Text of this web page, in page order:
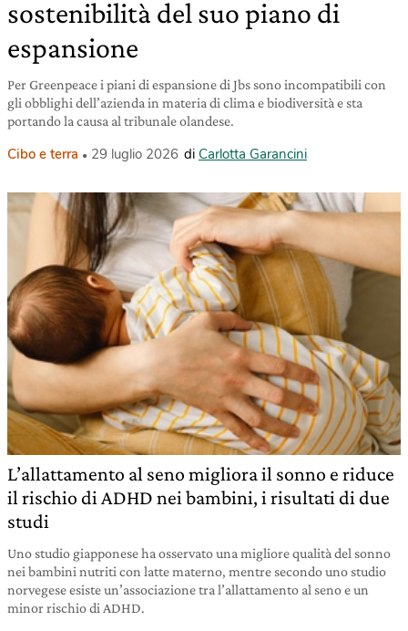
sostenibilità del suo piano di
espansione
Per Greenpeace i piani di espansione di Jbs sono incompatibili con
gli obblighi dell’azienda in materia di clima e biodiversità e sta
portando la causa al tribunale olandese.
Cibo e terra 29 luglio 2026 di Carlotta Garancini
L’allattamento al seno migliora il sonno e riduce
il rischio di ADHD nei bambini, i risultati di due
studi
Uno studio giapponese ha osservato una migliore qualità del sonno
nei bambini nutriti con latte materno, mentre secondo uno studio
norvegese esiste un’associazione tra l’allattamento al seno e un
minor rischio di ADHD.